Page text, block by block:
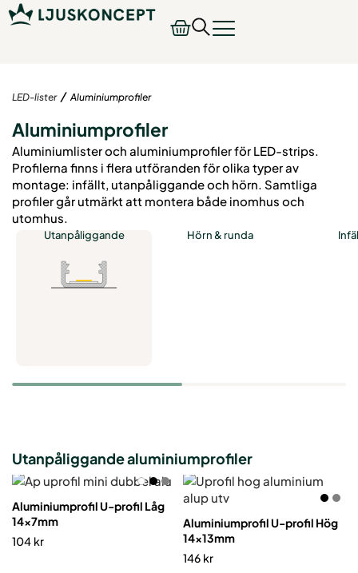
LED-lister / Aluminiumprofiler
Aluminiumprofiler
Aluminiumlister och aluminiumprofiler för LED-strips.
Profilerna finns i flera utföranden för olika typer av
montage: infällt, utanpåliggande och hörn. Samtliga
profiler går utmärkt att montera både inomhus och
utomhus.
Utanpåliggande Hörn & runda
Utanpåliggande aluminiumprofiler
Aluminiumprofil U-profil Låg
14x7mm
104 kr
Aluminiumprofil U-profil Hög
14x13mm
146 kr